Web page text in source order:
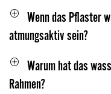
Wenn das Pflaster
atmungsaktiv sein?
Warum hat das
Rahmen?